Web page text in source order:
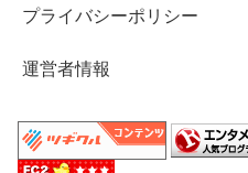
プライバシーポリシー
運営者情報